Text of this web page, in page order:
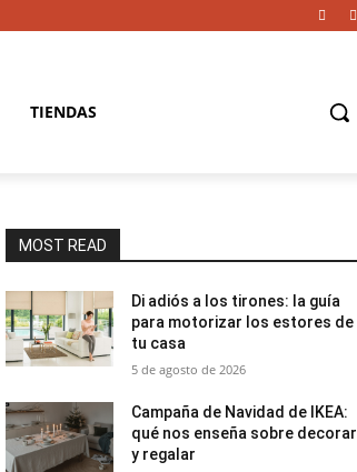
TIENDAS
MOST READ
Di adiós a los tirones: la guía
para motorizar los estores de
tu casa
5 de agosto de 2026
Campaña de Navidad de IKEA:
qué nos enseña sobre decorar
y regalar